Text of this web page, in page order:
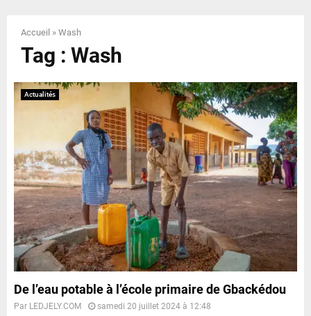
N
U
Accueil » Wash
Tag : Wash
Actualités
De l’eau potable à l’école primaire de Gbackédou
Par LEDJELY.COM samedi 20 juillet 2024 à 12:48